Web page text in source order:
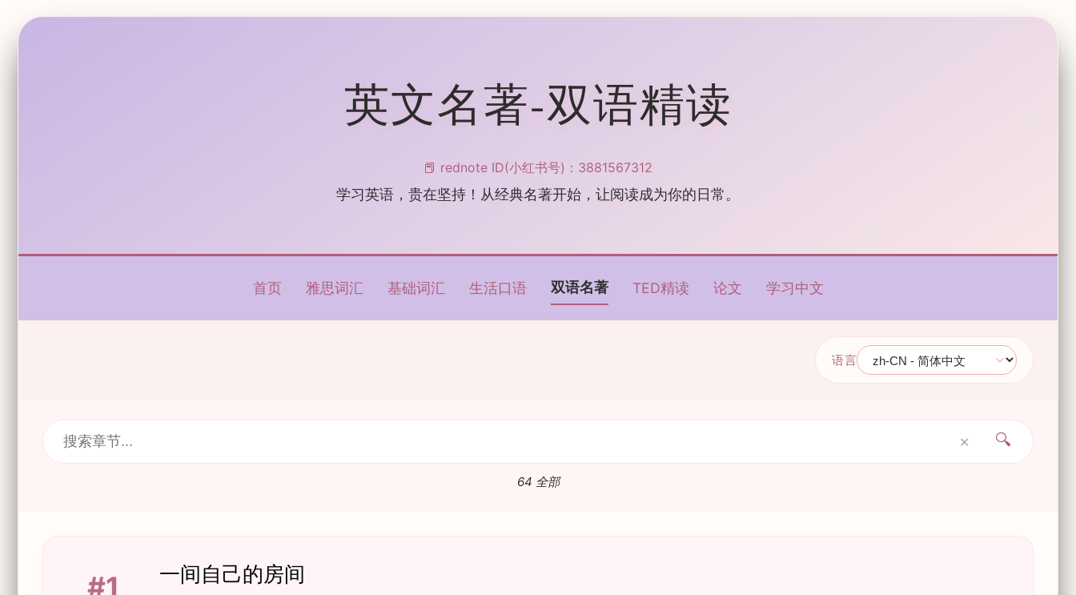
英文名著-双语精读
📕 rednote ID(小红书号)：3881567312
学习英语，贵在坚持！从经典名著开始，让阅读成为你的日常。
首页 雅思词汇 基础词汇 生活口语 双语名著 TED精读 论文 学习中文
语言
🔍
✕
64 全部
#1 一间自己的房间